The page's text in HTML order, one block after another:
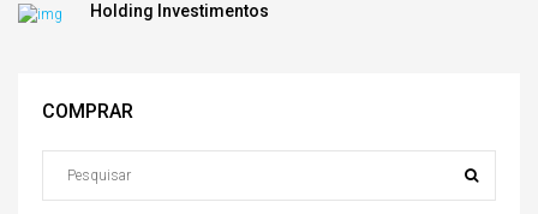
Holding Investimentos
COMPRAR